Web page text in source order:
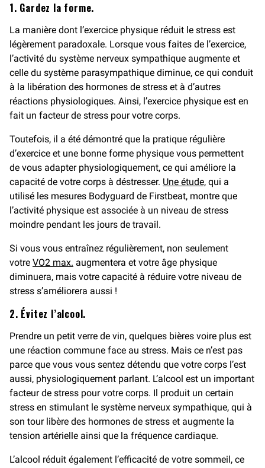
1. Gardez la forme.
La manière dont l’exercice physique réduit le stress est
légèrement paradoxale. Lorsque vous faites de l’exercice,
l’activité du système nerveux sympathique augmente et
celle du système parasympathique diminue, ce qui conduit
à la libération des hormones de stress et à d’autres
réactions physiologiques. Ainsi, l’exercice physique est en
fait un facteur de stress pour votre corps.
Toutefois, il a été démontré que la pratique régulière
d’exercice et une bonne forme physique vous permettent
de vous adapter physiologiquement, ce qui améliore la
capacité de votre corps à déstresser. Une étude, qui a
utilisé les mesures Bodyguard de Firstbeat, montre que
l’activité physique est associée à un niveau de stress
moindre pendant les jours de travail.
Si vous vous entraînez régulièrement, non seulement
votre VO2 max. augmentera et votre âge physique
diminuera, mais votre capacité à réduire votre niveau de
stress s’améliorera aussi !
2. Évitez l’alcool.
Prendre un petit verre de vin, quelques bières voire plus est
une réaction commune face au stress. Mais ce n’est pas
parce que vous vous sentez détendu que votre corps l’est
aussi, physiologiquement parlant. L’alcool est un important
facteur de stress pour votre corps. Il produit un certain
stress en stimulant le système nerveux sympathique, qui à
son tour libère des hormones de stress et augmente la
tension artérielle ainsi que la fréquence cardiaque.
L’alcool réduit également l’efficacité de votre sommeil, ce